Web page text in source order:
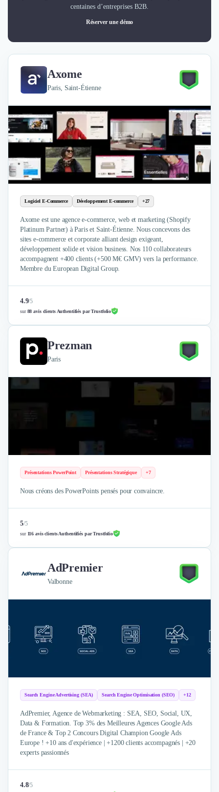
centaines d’entreprises B2B.
Réserver une démo
Axome
Paris, Saint-Étienne
Logiciel E-Commerce Développement E-commerce +27
Axome est une agence e-commerce, web et marketing (Shopify
Platinum Partner) à Paris et Saint-Étienne. Nous concevons des
sites e-commerce et corporate alliant design exigeant,
développement solide et vision business. Nos 110 collaborateurs
accompagnent +400 clients (+500 M€ GMV) vers la performance.
Membre du European Digital Group.
4.9/5
sur88 avis clients Authentifiés par Trustfolio
Prezman
Paris
Présentations PowerPoint Présentations Stratégique +7
Nous créons des PowerPoints pensés pour convaincre.
5/5
sur 116 avis clients Authentifiés par Trustfolio
AdPremier
Valbonne
Search Engine Advertising (SEA) Search Engine Optimisation (SEO) +12
AdPremier, Agence de Webmarketing : SEA, SEO, Social, UX,
Data & Formation. Top 3% des Meilleures Agences Google Ads
de France & Top 2 Concours Digital Champion Google Ads
Europe ! +10 ans d'expérience | +1200 clients accompagnés | +20
experts passionnés
4.8/5